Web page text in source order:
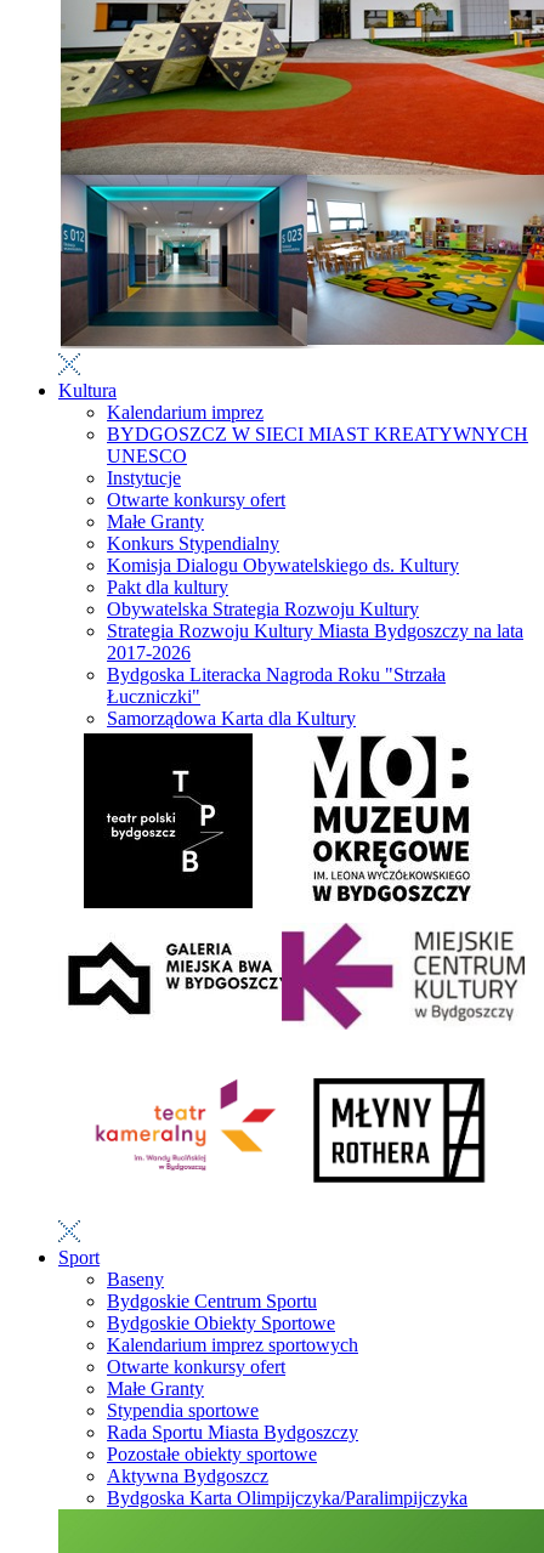
Kultura
Kalendarium imprez
BYDGOSZCZ W SIECI MIAST KREATYWNYCH
UNESCO
Instytucje
Otwarte konkursy ofert
Małe Granty
Konkurs Stypendialny
Komisja Dialogu Obywatelskiego ds. Kultury
Pakt dla kultury
Obywatelska Strategia Rozwoju Kultury
Strategia Rozwoju Kultury Miasta Bydgoszczy na lata
2017-2026
Bydgoska Literacka Nagroda Roku "Strzała
Łuczniczki"
Samorządowa Karta dla Kultury
Sport
Baseny
Bydgoskie Centrum Sportu
Bydgoskie Obiekty Sportowe
Kalendarium imprez sportowych
Otwarte konkursy ofert
Małe Granty
Stypendia sportowe
Rada Sportu Miasta Bydgoszczy
Pozostałe obiekty sportowe
Aktywna Bydgoszcz
Bydgoska Karta Olimpijczyka/Paralimpijczyka